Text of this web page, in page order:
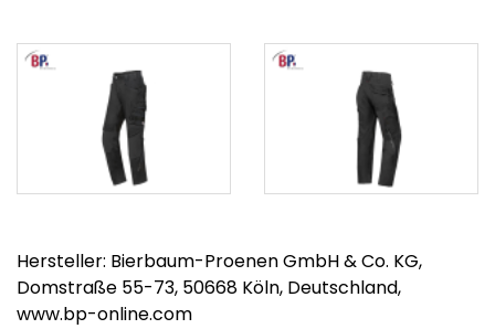
Hersteller: Bierbaum-Proenen GmbH & Co. KG,
Domstraße 55-73, 50668 Köln, Deutschland,
www.bp-online.com